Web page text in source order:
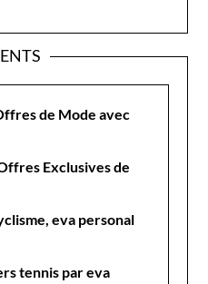
de Mode avec
Exclusives de
eva personal
tennis par eva